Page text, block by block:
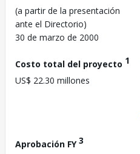
(a partir de la presentación
ante el Directorio)
30 de marzo de 2000
Costo total del proyecto 1
US$ 22.30 millones
Aprobación FY3